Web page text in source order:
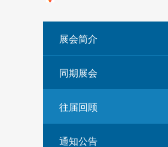
展会简介
同期展会
往届回顾
通知公告